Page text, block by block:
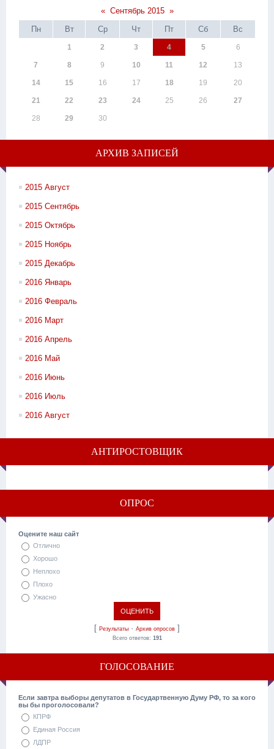
« Сентябрь 2015 »
Пн
Вт Ср Чт Пт Сб Вс
1 2 3 4 5 6
7 8 9 10 11 12 13
14 15 16 17 18 19 20
21 22 23 24 25 26 27
28 29 30
АРХИВ ЗАПИСЕЙ
2015 Август
2015 Сентябрь
2015 Октябрь
2015 Ноябрь
2015 Декабрь
2016 Январь
2016 Февраль
2016 Март
2016 Апрель
2016 Май
2016 Июнь
2016 Июль
2016 Август
АНТИРОСТОВЩИК
ОПРОС
Оцените наш сайт
Отлично
Хорошо
Неплохо
Плохо
Ужасно
[ Результаты · Архив опросов ]
Всего ответов: 191
ГОЛОСОВАНИЕ
Если завтра выборы депутатов в Государтвенную Думу РФ, то за кого
вы бы проголосовали?
КПРФ
Единая Россия
ЛДПР